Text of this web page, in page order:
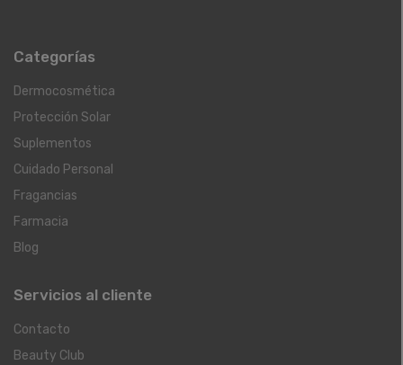
Categorías
Dermocosmética
Protección Solar
Suplementos
Cuidado Personal
Fragancias
Farmacia
Blog
Servicios al cliente
Contacto
Beauty Club